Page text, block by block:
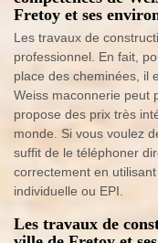
Fretoy et ses
Les travaux de
professionnel. En fait,
place des cheminées, il
Weiss maconnerie peut
propose des prix très
monde. Si vous voulez
suffit de le téléphoner
correctement en
individuelle ou EPI.
Les travaux de